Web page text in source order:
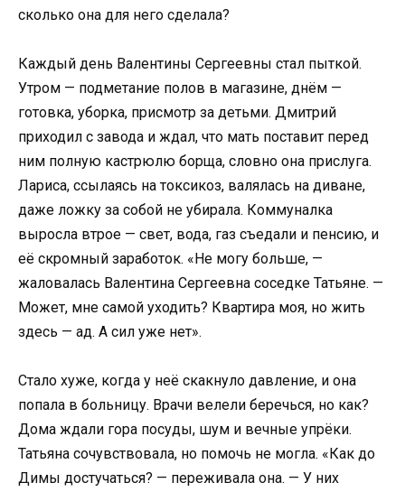
сколько она для него сделала?
Каждый день Валентины Сергеевны стал пыткой.
Утром — подметание полов в магазине, днём —
готовка, уборка, присмотр за детьми. Дмитрий
приходил с завода и ждал, что мать поставит перед
ним полную кастрюлю борща, словно она прислуга.
Лариса, ссылаясь на токсикоз, валялась на диване,
даже ложку за собой не убирала. Коммуналка
выросла втрое — свет, вода, газ съедали и пенсию, и
её скромный заработок. «Не могу больше, —
жаловалась Валентина Сергеевна соседке Татьяне. —
Может, мне самой уходить? Квартира моя, но жить
здесь — ад. А сил уже нет».
Стало хуже, когда у неё скакнуло давление, и она
попала в больницу. Врачи велели беречься, но как?
Дома ждали гора посуды, шум и вечные упрёки.
Татьяна сочувствовала, но помочь не могла. «Как до
Димы достучаться? — переживала она. — У них